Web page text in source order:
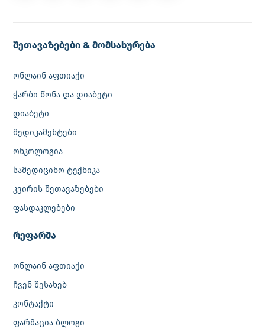
შეთავაზებები & მომსახურება
ონლაინ აფთიაქი
ჭარბი წონა და დიაბეტი
დიაბეტი
მედიკამენტები
ონკოლოგია
სამედიცინო ტექნიკა
კვირის შეთავაზებები
ფასდაკლებები
რეფარმა
ონლაინ აფთიაქი
ჩვენ შესახებ
კონტაქტი
ფარმაცია ბლოგი